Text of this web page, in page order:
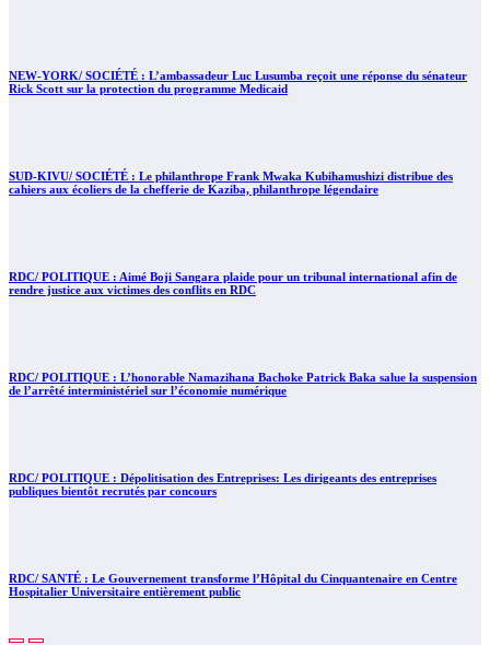
NEW-YORK/ SOCIÉTÉ : L’ambassadeur Luc Lusumba reçoit une réponse du sénateur
Rick Scott sur la protection du programme Medicaid
SUD-KIVU/ SOCIÉTÉ : Le philanthrope Frank Mwaka Kubihamushizi distribue des
cahiers aux écoliers de la chefferie de Kaziba, philanthrope légendaire
RDC/ POLITIQUE : Aimé Boji Sangara plaide pour un tribunal international afin de
rendre justice aux victimes des conflits en RDC
RDC/ POLITIQUE : L’honorable Namazihana Bachoke Patrick Baka salue la suspension
de l’arrêté interministériel sur l’économie numérique
RDC/ POLITIQUE : Dépolitisation des Entreprises: Les dirigeants des entreprises
publiques bientôt recrutés par concours
RDC/ SANTÉ : Le Gouvernement transforme l’Hôpital du Cinquantenaire en Centre
Hospitalier Universitaire entièrement public